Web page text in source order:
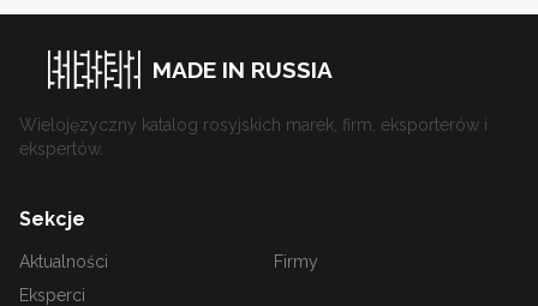
MADE IN RUSSIA
Wielojęzyczny katalog rosyjskich marek, firm, eksporterów i
ekspertów.
Sekcje
Aktualności
Firmy
Eksperci